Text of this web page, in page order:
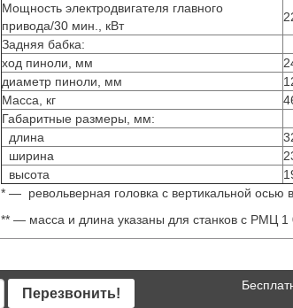
Мощность электродвигателя главного
привода/30 мин., кВт
Задняя бабка:
ход пиноли, мм
диаметр пиноли, мм
Масса, кг
Габаритные размеры, мм:
длина
ширина
высота
* — револьверная головка с вертикальной осью
** — масса и длина указаны для станков с РМЦ 1
Перезвонить!